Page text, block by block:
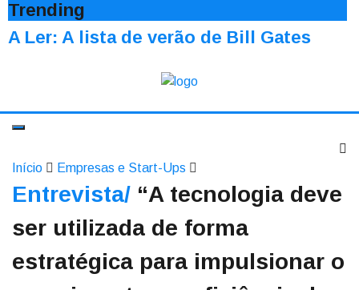
Trending
A Ler: A lista de verão de Bill Gates
Início Empresas e Start-Ups
Entrevista/ “A tecnologia deve
ser utilizada de forma
estratégica para impulsionar o